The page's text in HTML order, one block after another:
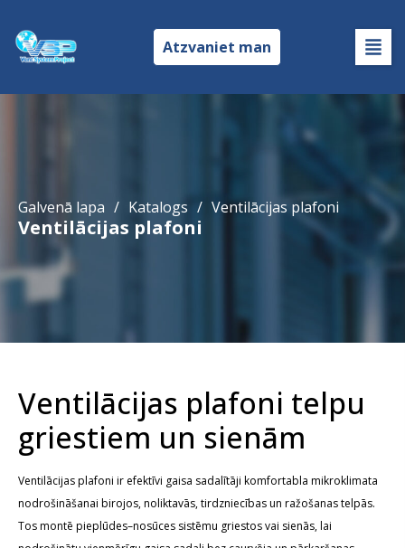
Atzvaniet man
Galvenā lapa / Katalogs / Ventilācijas plafoni
Ventilācijas plafoni
Ventilācijas plafoni telpu
griestiem un sienām
Ventilācijas plafoni ir efektīvi gaisa sadalītāji komfortabla mikroklimata
nodrošināšanai birojos, noliktavās, tirdzniecības un ražošanas telpās.
Tos montē pieplūdes–nosūces sistēmu griestos vai sienās, lai